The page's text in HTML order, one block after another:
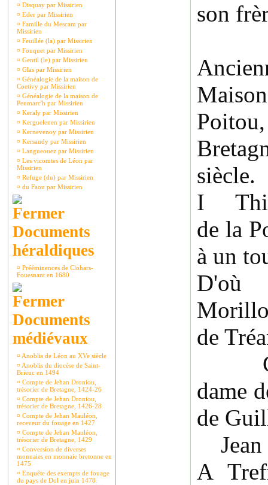
¤ Disquay par Missirien
¤ Eder par Missirien
¤ Famille du Mescam par
Missirien
¤ Feuillée (la) par Missirien
¤ Fouquet par Missirien
¤ Gentil (le) par Missirien
¤ Glas par Missirien
¤ Généalogie de la maison de
Coetivy par Missirien
¤ Généalogie de la maison de
Penmarc'h par Missirien
¤ Keraly par Missirien
¤ Kerguelenen par Missirien
¤ Kernevenoy par Missirien
¤ Kersaudy par Missirien
¤ Langueouez par Missirien
¤ Les vicomtes de Léon par
Missirien
¤ Refuge (du) par Missirien
¤ du Faou par Missirien
Documents
héraldiques
¤ Prééminences de Clohars-
Fouesnant en 1680
Documents
médiévaux
¤ Anoblis de Léon au XVe siècle
¤ Anoblis du diocèse de Saint-
Brieuc en 1494
¤ Compte de Jehan Droniou,
trésorier de Bretagne, 1424-26
¤ Compte de Jehan Droniou,
trésorier de Bretagne, 1426-28
¤ Compte de Jehan Mauléon,
receveur du fouage en 1427
¤ Compte de Jehan Mauléon,
trésorier de Bretagne, 1429
¤ Conversion de diverses
monnaies en monnaie bretonne en
1475
¤ Enquête des exempts de fouage
du pays de Dol en juin 1478.
son
siècle.
I
de la
à un
de
dame
de
Jean
A